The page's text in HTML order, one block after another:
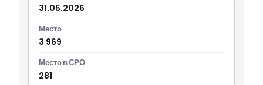
31.05.2026
3 969
281